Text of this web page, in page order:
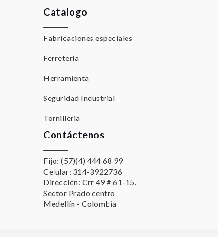
Catalogo
Fabricaciones especiales
Ferretería
Herramienta
Seguridad Industrial
Tornilleria
Contáctenos
Fijo: (57)(4) 444 68 99
Celular: 314-8922736
Dirección: Crr 49 # 61-15.
Sector Prado centro
Medellín - Colombia